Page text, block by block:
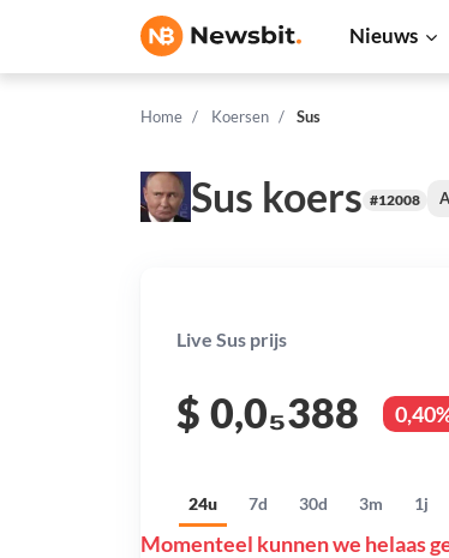
Nieuws
Home Koersen Sus
Sus koers #12008
Live Sus prijs
$ 0,0₅388
24u 7d 30d 3m 1j
Momenteel kunnen we helaas